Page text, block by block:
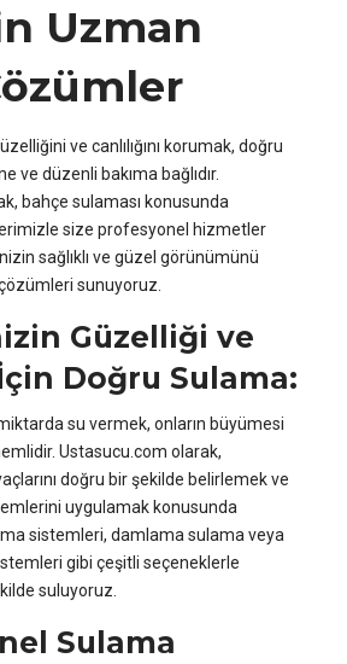
Uzman
ve canlılığını korumak, doğru
ve düzenli bakıma bağlıdır.
bahçe sulaması konusunda
size profesyonel hizmetler
sağlıklı ve güzel görünümünü
sunuyoruz.
Güzelliği ve
İçin Doğru Sulama:
su vermek, onların büyümesi
Ustasucu.com olarak,
doğru bir şekilde belirlemek ve
uygulamak konusunda
sistemleri, damlama sulama veya
gibi çeşitli seçeneklerle
suluyoruz.
Sulama